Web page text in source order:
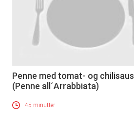
tilsendt.
Registrer deg
Penne med tomat- og chilisaus
(Penne all´Arrabbiata)
45 minutter